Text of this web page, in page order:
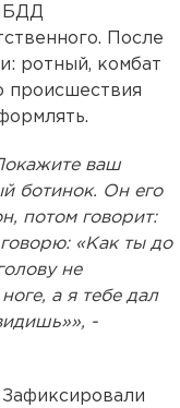
После
ротный, комбат
ваш
ботинок. Он его
потом говорит:
«Как ты до
не
а я тебе дал
-